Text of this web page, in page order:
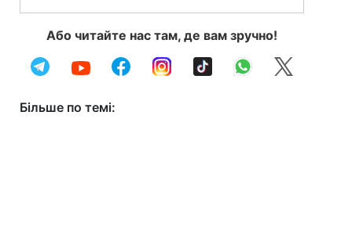
Або читайте нас там, де вам зручно!
Більше по темі: